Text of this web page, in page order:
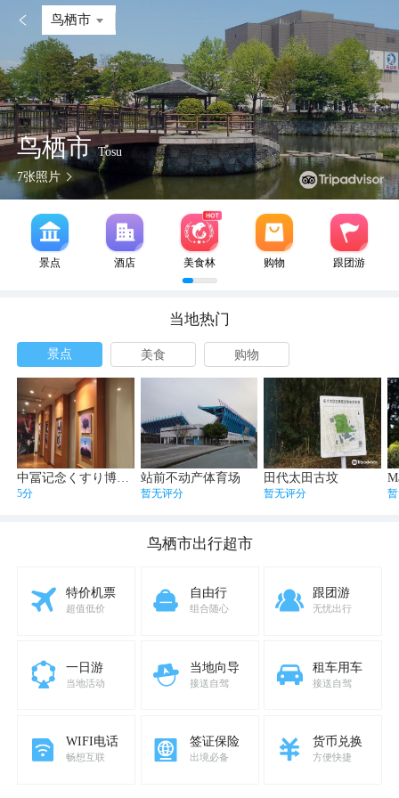
 鸟栖市
鸟栖市Tosu
7张照片
景点 酒店 美食林 购物 跟团游
当地热门
景点 美食 购物
5分
站前不动产体育场
暂无评分
田代太田古坟
暂无评分
鸟栖市出行超市
特价机票
超值低价
自由行
组合随心
跟团游
无忧出行
一日游
当地活动
当地向导
接送自驾
租车用车
接送自驾
WIFI电话
畅想互联
签证保险
出境必备
货币兑换
方便快捷